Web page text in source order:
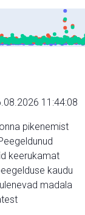
11:44:08
pikenemist
keerukamat
kaudu
madala